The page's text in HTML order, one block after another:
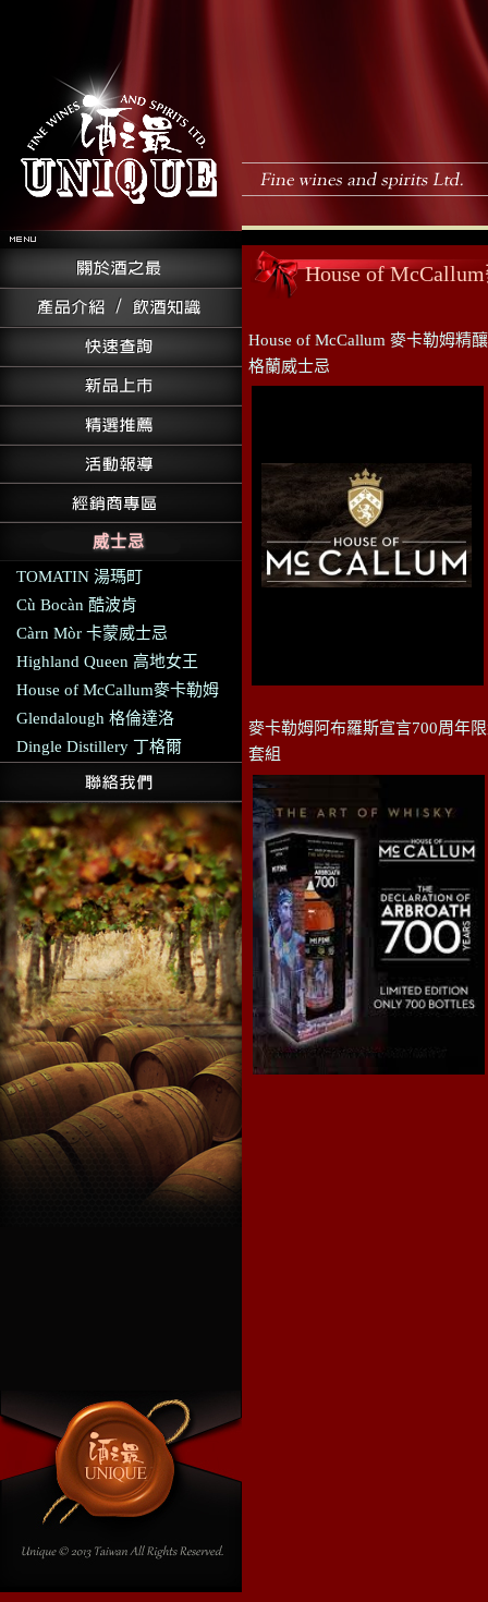
威士忌
TOMATIN 湯瑪町
Cù Bocàn 酷波肯
Càrn Mòr 卡蒙威士忌
Highland Queen 高地女王
House of McCallum麥卡勒姆
Glendalough 格倫達洛
Dingle Distillery 丁格爾
House of
House of McCallum 麥卡勒姆精
格蘭威士忌
麥卡勒姆阿布羅斯宣言700周年
套組